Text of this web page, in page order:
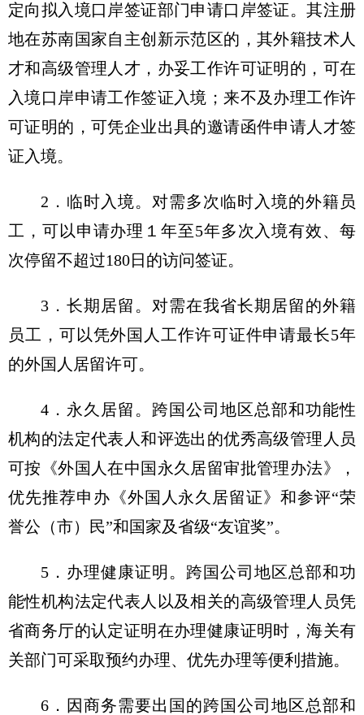
定向拟入境口岸签证部门申请口岸签证。其注册
地在苏南国家自主创新示范区的，其外籍技术人
才和高级管理人才，办妥工作许可证明的，可在
入境口岸申请工作签证入境；来不及办理工作许
可证明的，可凭企业出具的邀请函件申请人才签
证入境。
2．临时入境。对需多次临时入境的外籍员
工，可以申请办理１年至5年多次入境有效、每
次停留不超过180日的访问签证。
3．长期居留。对需在我省长期居留的外籍
员工，可以凭外国人工作许可证件申请最长5年
的外国人居留许可。
4．永久居留。跨国公司地区总部和功能性
机构的法定代表人和评选出的优秀高级管理人员
可按《外国人在中国永久居留审批管理办法》，
优先推荐申办《外国人永久居留证》和参评“荣
誉公（市）民”和国家及省级“友谊奖”。
5．办理健康证明。跨国公司地区总部和功
能性机构法定代表人以及相关的高级管理人员凭
省商务厅的认定证明在办理健康证明时，海关有
关部门可采取预约办理、优先办理等便利措施。
6．因商务需要出国的跨国公司地区总部和